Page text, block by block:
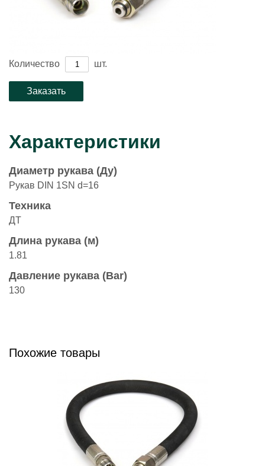
Количество шт.
Характеристики
Диаметр рукава (Ду)
Рукав DIN 1SN d=16
Техника
ДТ
Длина рукава (м)
1.81
Давление рукава (Bar)
130
Похожие товары